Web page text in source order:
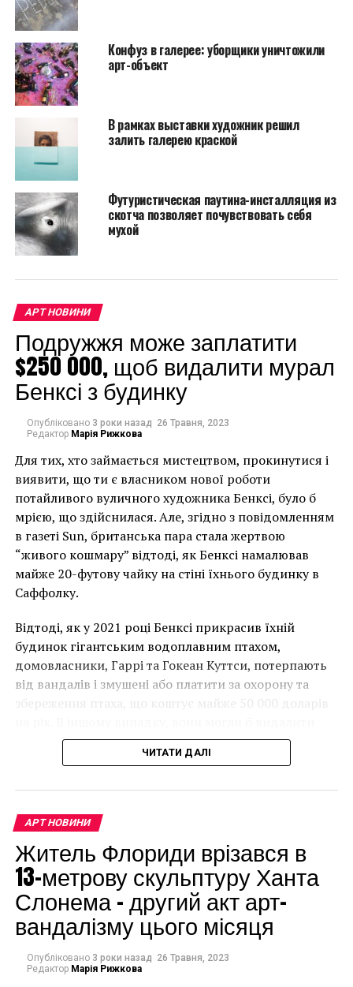
более 2000 предметов одежды, которые были
оставлены их хозяевами в заброшенном лагере
беженцев на севере Греции. Инсталляция была
размещена в 2018 году в Дохе, Катар, а дополняли ее
личные фотографии беженцев.
Люди-невидимки в церкви
Los Carpinteros, коллектив кубинских художников,
создали впечатляющую инсталляцию под
названием «150 человек» и разместили ее в церкви.
Инсталляция включает в себя 150 стульев, на
которых сидят люди-невидимки в свободной
обществе с художественной точки зрения.
Конфуз в галерее: уборщики уничтожили
арт-объект
В рамках выставки художник решил
залить галерею краской
Футуристическая паутина-инсталляция из
скотча позволяет почувствовать себя
мухой
АРТ НОВИНИ
Подружжя може заплатити
$250 000, щоб видалити мурал
Бенксі з будинку
Опубліковано 3 роки назад 26 Травня, 2023
Редактор Марія Рижкова
Для тих, хто займається мистецтвом, прокинутися і
виявити, що ти є власником нової роботи
потайливого вуличного художника Бенксі, було б
мрією, що здійснилася. Але, згідно з повідомленням
в газеті Sun, британська пара стала жертвою
“живого кошмару” відтоді, як Бенксі намалював
майже 20-футову чайку на стіні їхнього будинку в
Саффолку.
Відтоді, як у 2021 році Бенксі прикрасив їхній
будинок гігантським водоплавним птахом,
домовласники, Гаррі та Гокеан Куттси, потерпають
від вандалів і змушені або платити за охорону та
збереження птаха, що коштує майже 50 000 доларів
мурал, що може коштувати до чверті мільйона
доларів.
ЧИТАТИ ДАЛІ
АРТ НОВИНИ
Житель Флориди врізався в
13-метрову скульптуру Ханта
Слонема – другий акт арт-
вандалізму цього місяця
Опубліковано 3 роки назад 26 Травня, 2023
Редактор Марія Рижкова